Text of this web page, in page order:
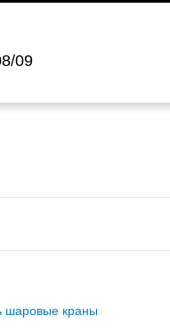
09
шаровые краны